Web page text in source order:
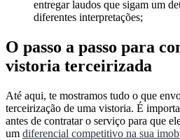
entregar laudos que sigam um
diferentes interpretações;
O passo a passo para
vistoria terceirizada
Até aqui, te mostramos tudo o que
terceirização de uma vistoria. É
antes de contratar o serviço para que
um diferencial competitivo na sua